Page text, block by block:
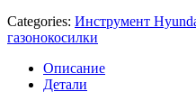
Categories: Инструмент
газонокосилки
Описание
Детали